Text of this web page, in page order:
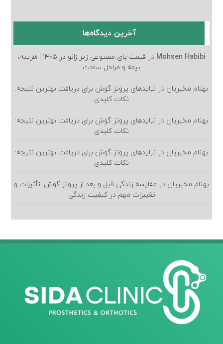
آخرین دیدگاه‌ها
Mohsen Habibi در
قیمت پای مصنوعی زیر زانو در ۱۴۰۵ | هزینه،
بیمه و مراحل ساخت
بهنام مخبریان در نبایدهای پروتز گوش برای دریافت بهترین نتیجه:
نکات کلیدی
بهنام مخبریان در نبایدهای پروتز گوش برای دریافت بهترین نتیجه:
نکات کلیدی
بهنام مخبریان در نبایدهای پروتز گوش برای دریافت بهترین نتیجه:
نکات کلیدی
بهنام مخبریان در مقایسه زندگی قبل و بعد از پروتز گوش: تأثیرات و
تغییرات مهم در کیفیت زندگی